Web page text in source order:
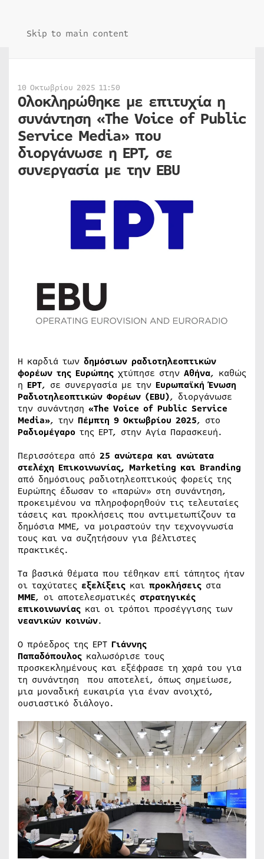
Skip to main content
10 Οκτωβρίου 2025 11:50
Ολοκληρώθηκε με επιτυχία η
συνάντηση «The Voice of Public
Service Media» που
διοργάνωσε η ΕΡΤ, σε
συνεργασία με την EBU
Η καρδιά των δημόσιων ραδιοτηλεοπτικών
φορέων της Ευρώπης χτύπησε στην Αθήνα, καθώς
η ΕΡΤ, σε συνεργασία με την Ευρωπαϊκή Ένωση
Ραδιοτηλεοπτικών Φορέων (EBU), διοργάνωσε
την συνάντηση «The Voice of Public Service
Media», την Πέμπτη 9 Οκτωβρίου 2025, στο
Ραδιομέγαρο της ΕΡΤ, στην Αγία Παρασκευή.
Περισσότερα από 25 ανώτερα και ανώτατα
στελέχη Επικοινωνίας, Marketing και Branding
από δημόσιους ραδιοτηλεοπτικούς φορείς της
Ευρώπης έδωσαν το «παρών» στη συνάντηση,
προκειμένου να πληροφορηθούν τις τελευταίες
τάσεις και προκλήσεις που αντιμετωπίζουν τα
δημόσια ΜΜΕ, να μοιραστούν την τεχνογνωσία
τους και να συζητήσουν για βέλτιστες
πρακτικές.
Τα βασικά θέματα που τέθηκαν επί τάπητος ήταν
οι ταχύτατες εξελίξεις και προκλήσεις στα
ΜΜΕ, οι αποτελεσματικές στρατηγικές
επικοινωνίας και οι τρόποι προσέγγισης των
νεανικών κοινών.
Ο πρόεδρος της ΕΡΤ Γιάννης
Παπαδόπουλος καλωσόρισε τους
προσκεκλημένους και εξέφρασε τη χαρά του για
τη συνάντηση που αποτελεί, όπως σημείωσε,
μια μοναδική ευκαιρία για έναν ανοιχτό,
ουσιαστικό διάλογο.